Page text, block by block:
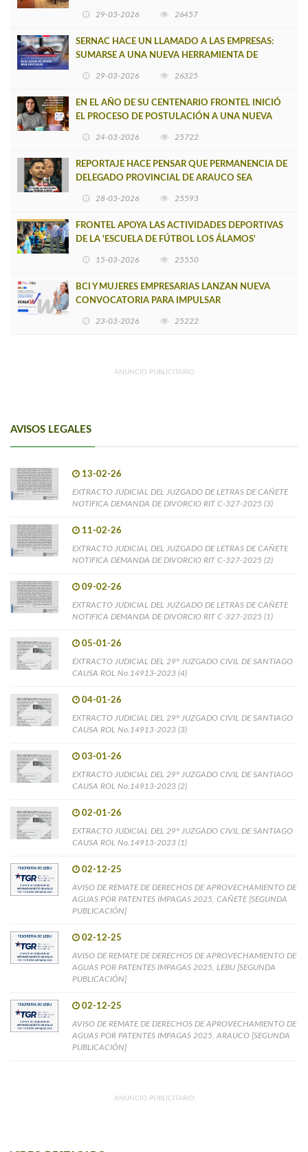
29-03-2026 26457
SERNAC HACE UN LLAMADO A LAS EMPRESAS:
SUMARSE A UNA NUEVA HERRAMIENTA DE
29-03-2026 26325
EN EL AÑO DE SU CENTENARIO FRONTEL INICIÓ
EL PROCESO DE POSTULACIÓN A UNA NUEVA
24-03-2026 25722
REPORTAJE HACE PENSAR QUE PERMANENCIA DE
DELEGADO PROVINCIAL DE ARAUCO SEA
28-03-2026 25593
FRONTEL APOYA LAS ACTIVIDADES DEPORTIVAS
DE LA 'ESCUELA DE FÚTBOL LOS ÁLAMOS'
15-03-2026 25550
BCI Y MUJERES EMPRESARIAS LANZAN NUEVA
CONVOCATORIA PARA IMPULSAR
23-03-2026 25222
ANUNCIO PUBLICITARIO
AVISOS LEGALES
13-02-26
EXTRACTO JUDICIAL DEL JUZGADO DE LETRAS DE CAÑETE
NOTIFICA DEMANDA DE DIVORCIO RIT C-327-2025 (3)
11-02-26
EXTRACTO JUDICIAL DEL JUZGADO DE LETRAS DE CAÑETE
NOTIFICA DEMANDA DE DIVORCIO RIT C-327-2025 (2)
09-02-26
EXTRACTO JUDICIAL DEL JUZGADO DE LETRAS DE CAÑETE
NOTIFICA DEMANDA DE DIVORCIO RIT C-327-2025 (1)
05-01-26
EXTRACTO JUDICIAL DEL 29° JUZGADO CIVIL DE SANTIAGO
CAUSA ROL No.14913-2023 (4)
04-01-26
EXTRACTO JUDICIAL DEL 29° JUZGADO CIVIL DE SANTIAGO
CAUSA ROL No.14913-2023 (3)
03-01-26
EXTRACTO JUDICIAL DEL 29° JUZGADO CIVIL DE SANTIAGO
CAUSA ROL No.14913-2023 (2)
02-01-26
EXTRACTO JUDICIAL DEL 29° JUZGADO CIVIL DE SANTIAGO
CAUSA ROL No.14913-2023 (1)
02-12-25
AVISO DE REMATE DE DERECHOS DE APROVECHAMIENTO DE
AGUAS POR PATENTES IMPAGAS 2025, CAÑETE [SEGUNDA
PUBLICACIÓN]
02-12-25
AVISO DE REMATE DE DERECHOS DE APROVECHAMIENTO DE
AGUAS POR PATENTES IMPAGAS 2025, LEBU [SEGUNDA
PUBLICACIÓN]
02-12-25
AVISO DE REMATE DE DERECHOS DE APROVECHAMIENTO DE
AGUAS POR PATENTES IMPAGAS 2025, ARAUCO [SEGUNDA
PUBLICACIÓN]
ANUNCIO PUBLICITARIO